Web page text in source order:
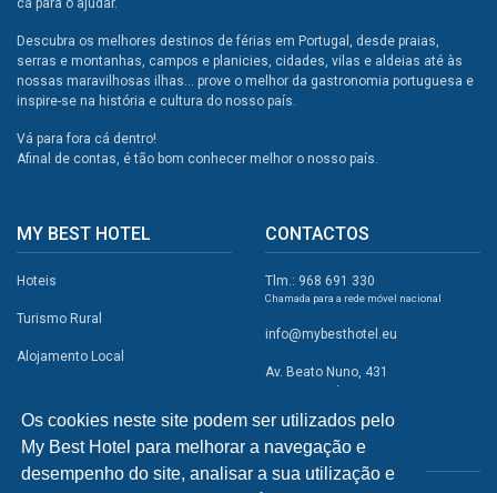
Os cookies neste site podem ser utilizados pelo
My Best Hotel para melhorar a navegação e
desempenho do site, analisar a sua utilização e
cá para o ajudar.
Descubra os melhores destinos de férias em Portugal, desde praias,
serras e montanhas, campos e planicies, cidades, vilas e aldeias até às
nossas maravilhosas ilhas... prove o melhor da gastronomia portuguesa e
inspire-se na história e cultura do nosso país.
Vá para fora cá dentro!
Afinal de contas, é tão bom conhecer melhor o nosso país.
MY BEST HOTEL
Hoteis
Turismo Rural
Alojamento Local
Campismo
Atividades
CONTACTOS
Tlm.: 968 691 330
Chamada para a rede móvel nacional
info@mybesthotel.eu
Av. Beato Nuno, 431
2495-401 Fátima
REDES SOCIAIS